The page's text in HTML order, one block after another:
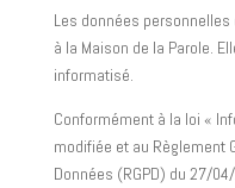
Les données
à la Maison de la Parole.
informatisé.
Conformément à la loi «
modifiée et au Règlement
Données (RGPD) du 27/